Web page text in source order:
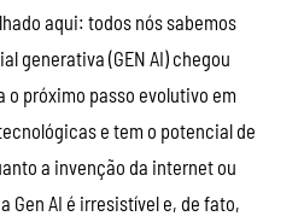
aqui: todos nós sabemos
generativa (GEN AI) chegou
o próximo passo evolutivo em
e tem o potencial de
a invenção da internet ou
Gen AI é irresistível e, de fato,